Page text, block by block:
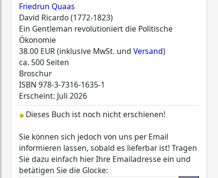
Friedrun Quaas
David Ricardo (1772-1823)
Ein Gentleman revolutioniert die Politische
Ökonomie
38.00 EUR (inklusive MwSt. und Versand)
ca. 500 Seiten
Broschur
ISBN 978-3-7316-1635-1
Erscheint: Juli 2026
Dieses Buch ist noch nicht erschienen!
Sie können sich jedoch von uns per Email
informieren lassen, sobald es lieferbar ist! Tragen
Sie dazu einfach hier Ihre Emailadresse ein und
betätigen Sie die Glocke: